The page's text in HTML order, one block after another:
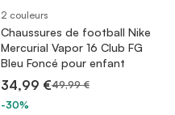
2 couleurs
Chaussures de football Nike
Mercurial Vapor 16 Club FG
Bleu Foncé pour enfant
34,99 €49,99 €
-30%